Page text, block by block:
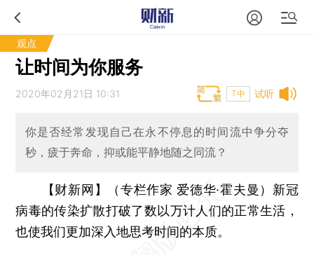
观点
让时间为你服务
试听
2020年02月21日 10:31 T中
你是否经常发现自己在永不停息的时间流中争分夺
秒，疲于奔命，抑或能平静地随之同流？
【财新网】（专栏作家 爱德华·霍夫曼） 新冠
病毒的传染扩散打破了数以万计人们的正常生活，
也使我们更加深入地思考时间的本质。